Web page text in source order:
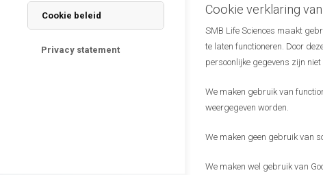
Confirmed speakers:
– Noviocell (Juliëtte
– Noviosense (Chris
Presentations are in
We are looking
knowledge in the
Cookie beleid
Privacy statement
Cookie verklaring
SMB Life Sciences maakt
te laten functioneren. Door
persoonlijke gegevens zijn
We maken gebruik van
weergegeven worden.
We maken geen gebruik van
We maken wel gebruik van